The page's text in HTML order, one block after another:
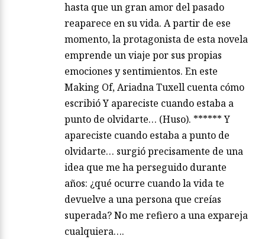
hasta que un gran amor del pasado
reaparece en su vida. A partir de ese
momento, la protagonista de esta novela
emprende un viaje por sus propias
emociones y sentimientos. En este
Making Of, Ariadna Tuxell cuenta cómo
escribió Y apareciste cuando estaba a
punto de olvidarte… (Huso). ****** Y
apareciste cuando estaba a punto de
olvidarte… surgió precisamente de una
idea que me ha perseguido durante
años: ¿qué ocurre cuando la vida te
devuelve a una persona que creías
superada? No me refiero a una expareja
cualquiera….